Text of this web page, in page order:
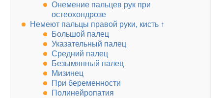
Онемение пальцев рук при
остеохондрозе
Немеют пальцы правой руки, кисть ↑
Большой палец
Указательный палец
Средний палец
Безымянный палец
Мизинец
При беременности
Полинейропатия